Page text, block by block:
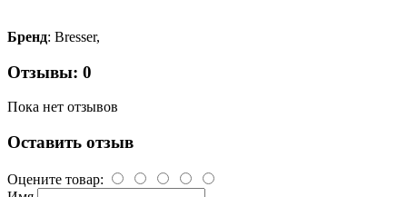
Бренд: Bresser,
Отзывы: 0
Пока нет отзывов
Оставить отзыв
Оцените товар: